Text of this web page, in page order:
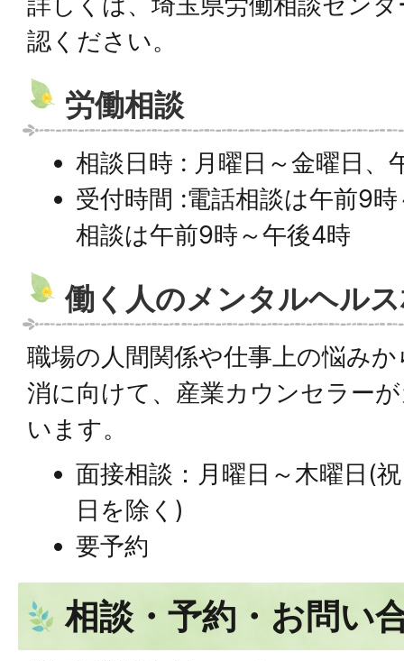
認ください。
労働相談
相談日時 : 月曜日～金曜日、
受付時間 :電話相談は午前9
相談は午前9時～午後4時
働く人のメンタルヘル
職場の人間関係や仕事上の悩み
消に向けて、産業カウンセラー
います。
面接相談：月曜日～木曜日(
日を除く)
要予約
相談・予約・お問い